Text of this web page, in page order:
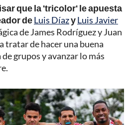
que la 'tricolor' le apuesta
deLuis DíazyLuis Javier
de James Rodríguez y Juan
tratar de hacer una buena
grupos y avanzar lo más